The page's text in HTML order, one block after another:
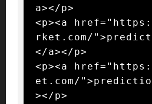
a></p>
<p><a
rket.com/
</a></p>
<p><a
et.com/
></p>